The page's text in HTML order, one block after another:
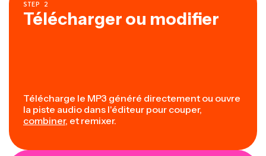
STEP 2
Télécharger ou modifier
Télécharge le MP3 généré directement ou ouvre
la piste audio dans l'éditeur pour couper,
combiner, et remixer.